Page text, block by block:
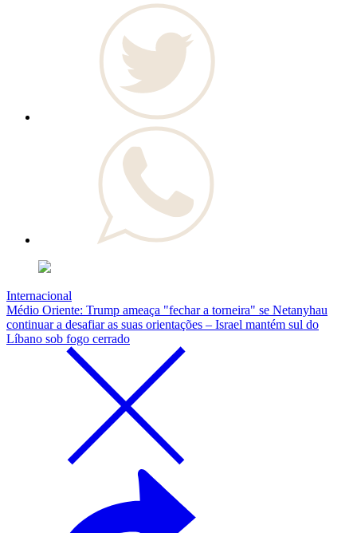
Internacional
Médio Oriente: Trump ameaça "fechar a torneira" se Netanyhau
continuar a desafiar as suas orientações – Israel mantém sul do
Líbano sob fogo cerrado